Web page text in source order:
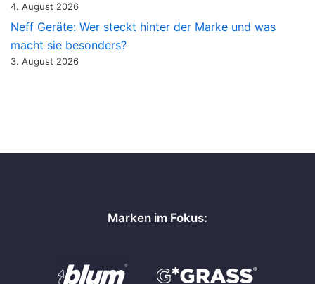
4. August 2026
Neff Geräte: Wer steckt hinter der Marke und was
macht sie besonders?
3. August 2026
Marken im Fokus: